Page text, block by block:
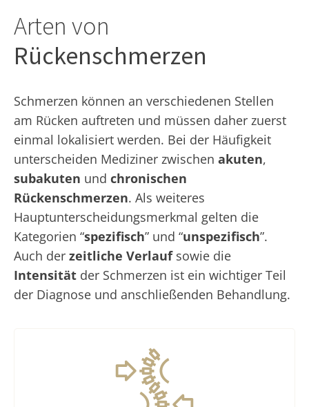
Arten von
Rückenschmerzen
Schmerzen können an verschiedenen Stellen
am Rücken auftreten und müssen daher zuerst
einmal lokalisiert werden. Bei der Häufigkeit
unterscheiden Mediziner zwischen akuten,
subakuten und chronischen
Rückenschmerzen. Als weiteres
Hauptunterscheidungsmerkmal gelten die
Kategorien “spezifisch” und “unspezifisch”.
Auch der zeitliche Verlauf sowie die
Intensität der Schmerzen ist ein wichtiger Teil
der Diagnose und anschließenden Behandlung.